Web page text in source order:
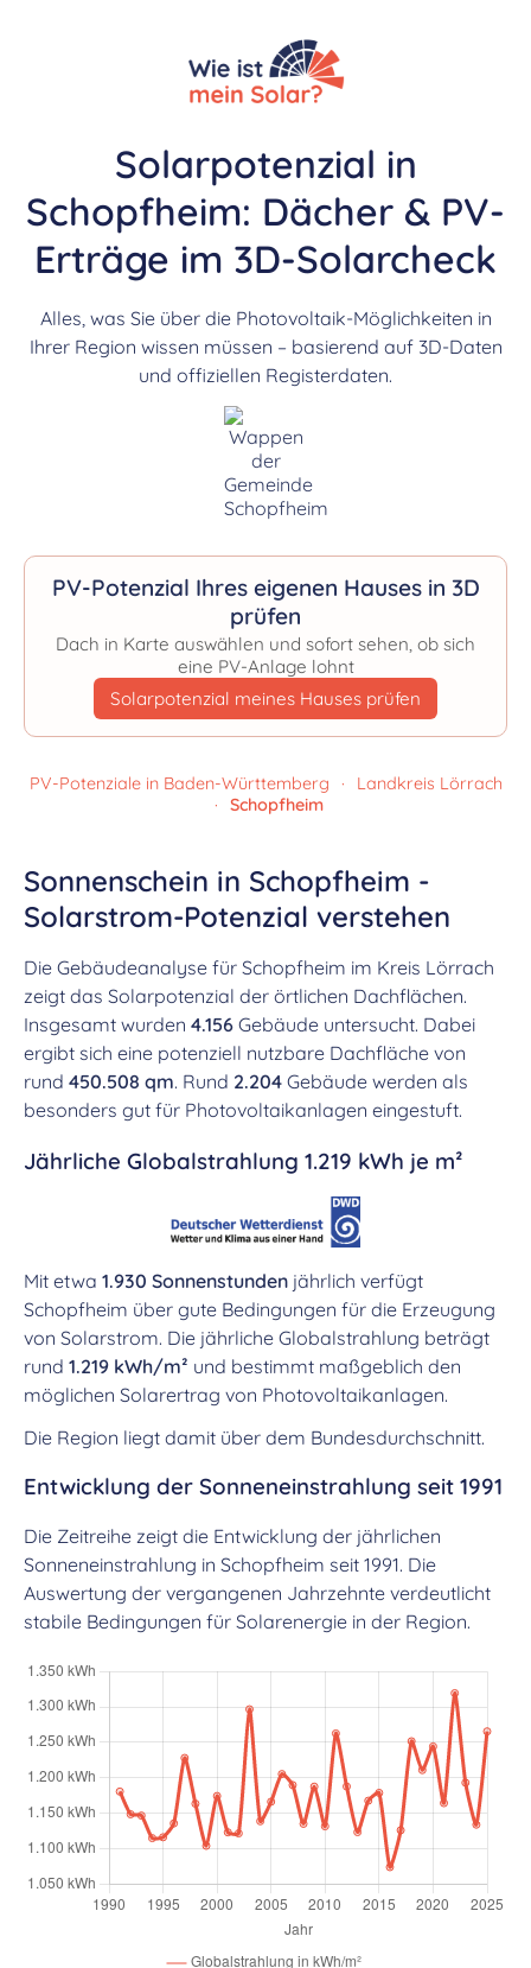
Solarpotenzial in
Schopfheim: Dächer & PV-
Erträge im 3D-Solarcheck
Alles, was Sie über die Photovoltaik-Möglichkeiten in
Ihrer Region wissen müssen – basierend auf 3D-Daten
und offiziellen Registerdaten.
PV-Potenzial Ihres eigenen Hauses in 3D
prüfen
Dach in Karte auswählen und sofort sehen, ob sich
eine PV-Anlage lohnt
Solarpotenzial meines Hauses prüfen
PV-Potenziale in Baden-Württemberg ·
Landkreis Lörrach
·
Schopfheim
Sonnenschein in Schopfheim -
Solarstrom-Potenzial verstehen
Die Gebäudeanalyse für Schopfheim im Kreis Lörrach
zeigt das Solarpotenzial der örtlichen Dachflächen.
Insgesamt wurden 4.156 Gebäude untersucht. Dabei
ergibt sich eine potenziell nutzbare Dachfläche von
rund 450.508 qm. Rund 2.204 Gebäude werden als
besonders gut für Photovoltaikanlagen eingestuft.
Jährliche Globalstrahlung 1.219 kWh je m²
Mit etwa 1.930 Sonnenstunden jährlich verfügt
Schopfheim über gute Bedingungen für die Erzeugung
von Solarstrom. Die jährliche Globalstrahlung beträgt
rund 1.219 kWh/m² und bestimmt maßgeblich den
möglichen Solarertrag von Photovoltaikanlagen.
Die Region liegt damit über dem Bundesdurchschnitt.
Entwicklung der Sonneneinstrahlung seit 1991
Die Zeitreihe zeigt die Entwicklung der jährlichen
Sonneneinstrahlung in Schopfheim seit 1991. Die
Auswertung der vergangenen Jahrzehnte verdeutlicht
stabile Bedingungen für Solarenergie in der Region.